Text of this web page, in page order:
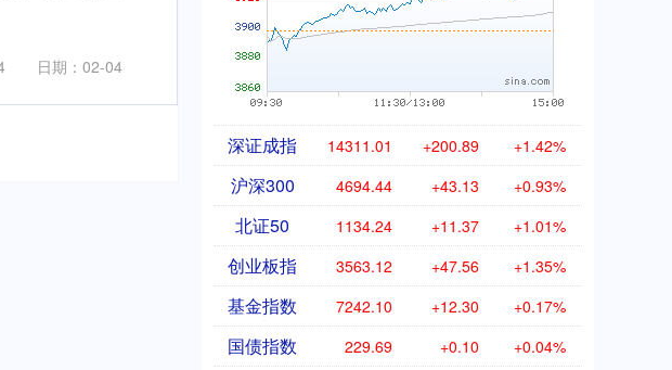
日期：02-04
深证成指 14311.01 +200.89 +1.42%
沪深300 4694.44 +43.13 +0.93%
北证50 1134.24 +11.37 +1.01%
创业板指 3563.12 +47.56 +1.35%
基金指数 7242.10 +12.30 +0.17%
国债指数 229.69 +0.10 +0.04%